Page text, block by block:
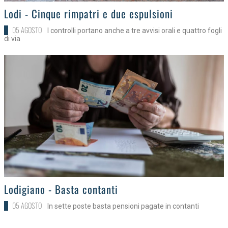
>Lodi - Cinque rimpatri e due espulsioni
05 AGOSTO
I controlli portano anche a tre avvisi orali e quattro fogli
di via
>Lodigiano - Basta contanti
05 AGOSTO In sette poste basta pensioni pagate in contanti